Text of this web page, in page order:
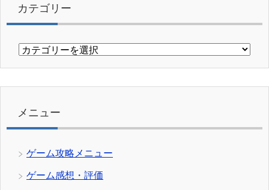
カテゴリー
カ
リ
メニュー
ゲーム攻略メニュー
ゲーム感想・評価